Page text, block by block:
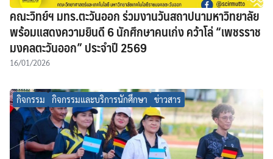
คณะวิทย์ฯ มทร.ตะวันออก ร่วมงานวันสถาปนามหาวิทยาลัย
พร้อมแสดงความยินดี 6 นักศึกษาคนเก่ง คว้าโล่ “เพชรราช
มงคลตะวันออก” ประจำปี 2569
16/01/2026
กิจกรรม กิจกรรมและบริการนักศึกษา ข่าวสาร